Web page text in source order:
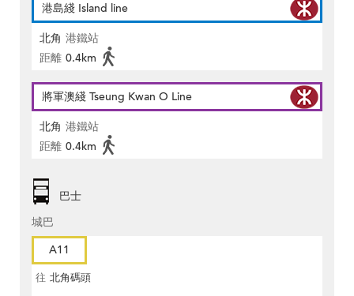
港島綫 Island line
北角 港鐵站
距離 0.4km
將軍澳綫 Tseung Kwan O Line
北角 港鐵站
距離 0.4km
巴士
城巴
A11
往 北角碼頭